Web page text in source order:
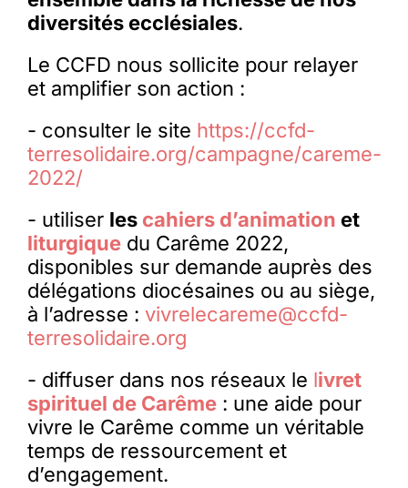
diversités ecclésiales.
Le CCFD nous sollicite pour relayer
et amplifier son action :
- consulter le site https://ccfd-
terresolidaire.org/campagne/careme-
2022/
- utiliser les cahiers d’animation et
liturgiquedu Carême 2022,
disponibles sur demande auprès des
délégations diocésaines ou au siège,
à l’adresse : vivrelecareme@ccfd-
terresolidaire.org
- diffuser dans nos réseaux le livret
spirituel de Carême: une aide pour
vivre le Carême comme un véritable
temps de ressourcement et
d’engagement.